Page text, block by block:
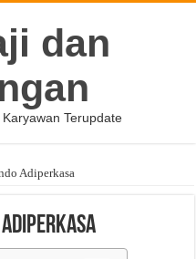
dan
Terupdate
Adiperkasa